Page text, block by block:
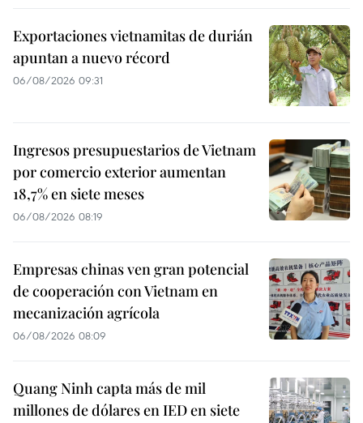
Exportaciones vietnamitas de durián
apuntan a nuevo récord
06/08/2026 09:31
Ingresos presupuestarios de Vietnam
por comercio exterior aumentan
18,7% en siete meses
06/08/2026 08:19
Empresas chinas ven gran potencial
de cooperación con Vietnam en
mecanización agrícola
06/08/2026 08:09
Quang Ninh capta más de mil
millones de dólares en IED en siete